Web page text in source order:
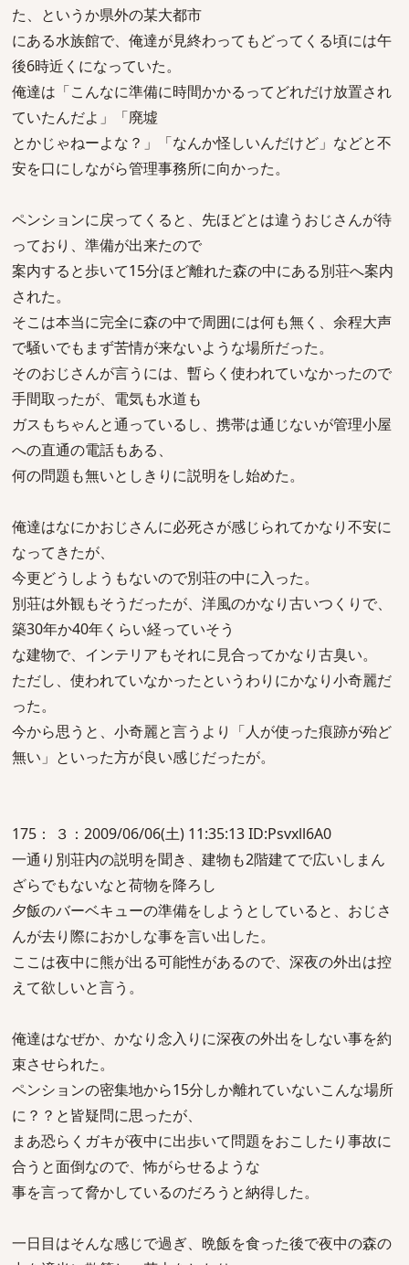
た、というか県外の某大都市
にある水族館で、俺達が見終わってもどってくる頃には午
後6時近くになっていた。
俺達は「こんなに準備に時間かかるってどれだけ放置され
ていたんだよ」「廃墟
とかじゃねーよな？」「なんか怪しいんだけど」などと不
安を口にしながら管理事務所に向かった。
ペンションに戻ってくると、先ほどとは違うおじさんが待
っており、準備が出来たので
案内すると歩いて15分ほど離れた森の中にある別荘へ案内
された。
そこは本当に完全に森の中で周囲には何も無く、余程大声
で騒いでもまず苦情が来ないような場所だった。
そのおじさんが言うには、暫らく使われていなかったので
手間取ったが、電気も水道も
ガスもちゃんと通っているし、携帯は通じないが管理小屋
への直通の電話もある、
何の問題も無いとしきりに説明をし始めた。
俺達はなにかおじさんに必死さが感じられてかなり不安に
なってきたが、
今更どうしようもないので別荘の中に入った。
別荘は外観もそうだったが、洋風のかなり古いつくりで、
築30年か40年くらい経っていそう
な建物で、インテリアもそれに見合ってかなり古臭い。
ただし、使われていなかったというわりにかなり小奇麗だ
った。
今から思うと、小奇麗と言うより「人が使った痕跡が殆ど
無い」といった方が良い感じだったが。
175： ３：2009/06/06(土) 11:35:13 ID:Psvxll6A0
一通り別荘内の説明を聞き、建物も2階建てで広いしまん
ざらでもないなと荷物を降ろし
夕飯のバーベキューの準備をしようとしていると、おじさ
んが去り際におかしな事を言い出した。
ここは夜中に熊が出る可能性があるので、深夜の外出は控
えて欲しいと言う。
俺達はなぜか、かなり念入りに深夜の外出をしない事を約
束させられた。
ペンションの密集地から15分しか離れていないこんな場所
に？？と皆疑問に思ったが、
まあ恐らくガキが夜中に出歩いて問題をおこしたり事故に
合うと面倒なので、怖がらせるような
事を言って脅かしているのだろうと納得した。
一日目はそんな感じで過ぎ、晩飯を食った後で夜中の森の